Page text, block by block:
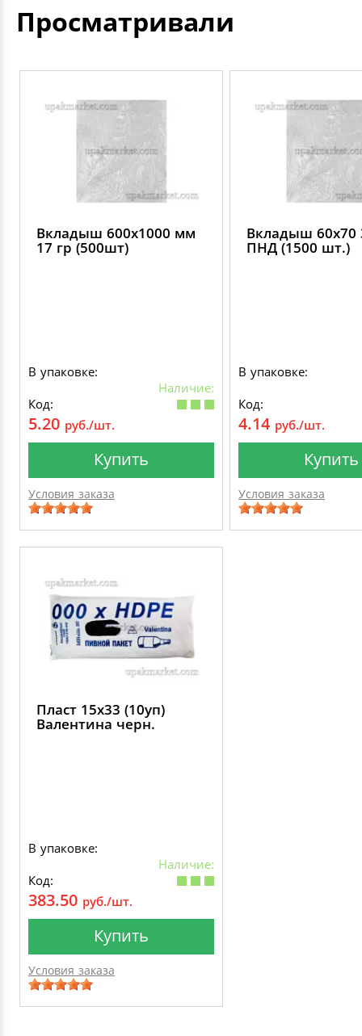
Просматривали
Вкладыш 600х1000 мм
17 гр (500шт)
В упаковке:
Наличие:
Код:
5.20 руб./шт.
Купить
Условия заказа
Вкладыш 60х70
ПНД (1500 шт.)
В упаковке:
Код:
4.14 руб./шт.
Купить
Условия заказа
Пласт 15х33 (10уп)
Валентина черн.
В упаковке:
Наличие:
Код:
383.50 руб./шт.
Купить
Условия заказа